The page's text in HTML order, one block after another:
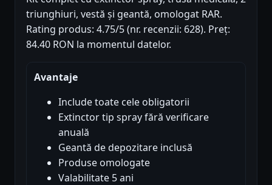
triunghiuri, vestă și geantă, omologat RAR.
Rating produs: 4.75/5 (nr. recenzii: 628). Preț:
84.40 RON la momentul datelor.
Avantaje
Include toate cele obligatorii
Extinctor tip spray fără verificare
anuală
Geantă de depozitare inclusă
Produse omologate
Valabilitate 5 ani